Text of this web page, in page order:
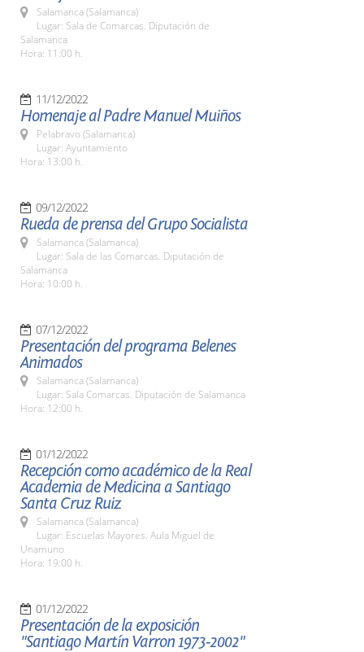
Salamanca (Salamanca)
Lugar: Sala de Comarcas. Diputación de
Salamanca
Hora: 11:00 h.
11/12/2022
Homenaje al Padre Manuel Muiños
Pelabravo (Salamanca)
Lugar: Ayuntamiento
Hora: 13:00 h.
09/12/2022
Rueda de prensa del Grupo Socialista
Salamanca (Salamanca)
Lugar: Sala de las Comarcas. Diputación de
Salamanca
Hora: 10:00 h.
07/12/2022
Presentación del programa Belenes
Animados
Salamanca (Salamanca)
Lugar: Sala Comarcas. Diputación de Salamanca
Hora: 12:00 h.
01/12/2022
Recepción como académico de la Real
Academia de Medicina a Santiago
Santa Cruz Ruiz
Salamanca (Salamanca)
Lugar: Escuelas Mayores. Aula Miguel de
Unamuno
Hora: 19:00 h.
01/12/2022
Presentación de la exposición
"Santiago Martín Varron 1973-2002"